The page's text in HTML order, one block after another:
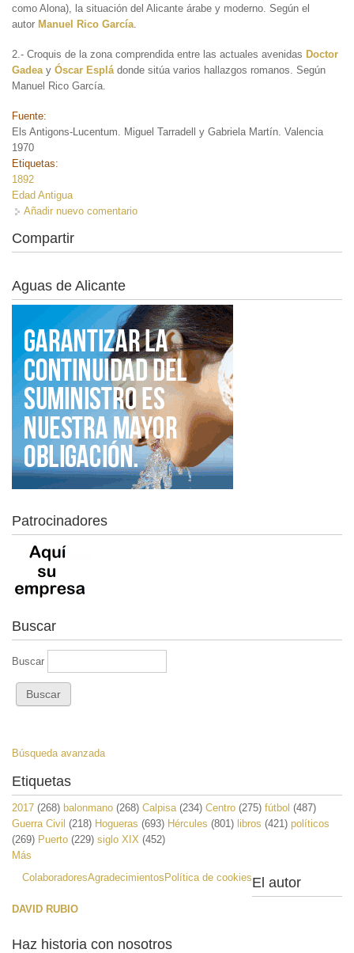
como Alona), la situación del Alicante árabe y moderno. Según el
autor Manuel Rico García
2.- Croquis de la zona comprendida entre las actuales avenidas Doctor
Gadea y Óscar Esplá donde sitúa varios hallazgos romanos. Según
Manuel Rico García.
Fuente:
Els Antigons-Lucentum. Miguel Tarradell y Gabriela Martín. Valencia
1970
Etiquetas:
1892
Edad Antigua
Añadir nuevo comentario
Compartir
Aguas de Alicante
Patrocinadores
Buscar
Buscar
Búsqueda avanzada
Etiquetas
2017 (268) balonmano (268) Calpisa (234) Centro (275) fútbol (487)
Guerra Civil (218) Hogueras (693) Hércules (801) libros (421) políticos
(269) Puerto (229) siglo XIX (452)
Más
ColaboradoresAgradecimientos Política de cookiesEl autor
DAVID RUBIO
Haz historia con nosotros